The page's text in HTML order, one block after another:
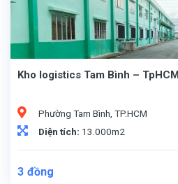
Kho logistics Tam Bình –
Phường Tam Bình, TP.HCM
Diện tích: 13.000m2
3 đồng